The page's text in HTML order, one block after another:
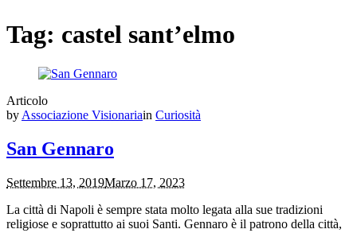
Tag: castel sant’elmo
Articolo
by Associazione Visionariain Curiosità
San Gennaro
Settembre 13, 2019Marzo 17, 2023
La città di Napoli è sempre stata molto legata alla sue tradizioni
religiose e soprattutto ai suoi Santi. Gennaro è il patrono della città,